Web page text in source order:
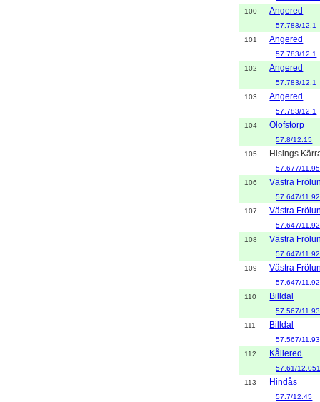
100
Angered
57.783/12.1
101
Angered
57.783/12.1
102
Angered
57.783/12.1
103
Angered
57.783/12.1
104
Olofstorp
57.8/12.15
105
Hisings
57.677/
106
Västra
57.647/
107
Västra
57.647/
108
Västra
57.647/
109
Västra
57.647/
110
Billdal
57.567/
111
Billdal
57.567/
112
Kållered
57.61/
113
Hindås
57.7/12.45